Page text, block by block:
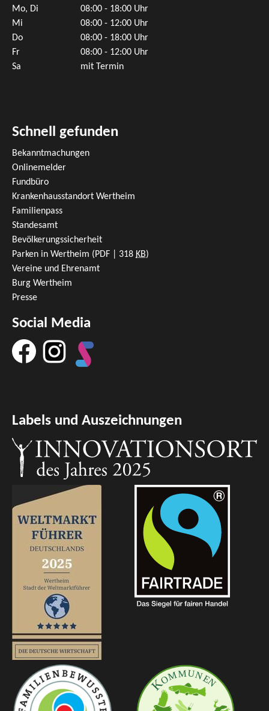
Mo, Di
08:00 - 18:00 Uhr
Mi
08:00 - 12:00 Uhr
Do
08:00 - 18:00 Uhr
Fr
08:00 - 12:00 Uhr
Sa
mit Termin
Schnell gefunden
Bekanntmachungen
Onlinemelder
Fundbüro
Krankenhausstandort Wertheim
Familienpass
Standesamt
Bevölkerungssicherheit
Parken in Wertheim (PDF | 318 KB)
Vereine und Ehrenamt
Burg Wertheim
Presse
Social Media
Labels und Auszeichnungen